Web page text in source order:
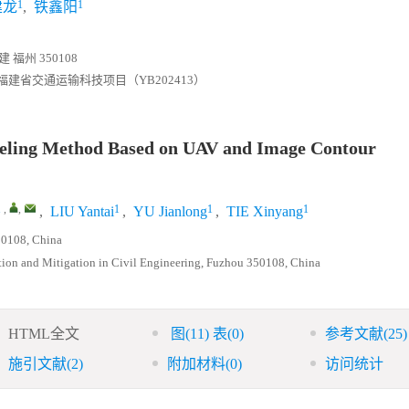
龙1, 铁鑫阳 1
福州 350108
省交通运输科技项目（YB202413）
Method Based on UAV and Image Contour
, , , LIU Yantai1 , YU Jianlong1 , TIE Xinyang1
China
and Mitigation in Civil Engineering, Fuzhou 350108, China
HTML全文 图(11)表(0) 参考文献(25)
施引文献(2) 附加材料(0) 访问统计